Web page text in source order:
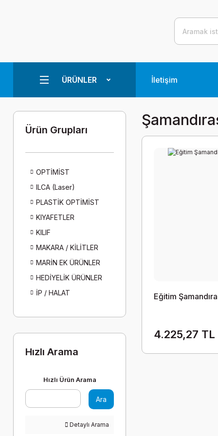
ÜRÜNLER İletişim
Ürün Grupları
OPTİMİST
ILCA (Laser)
PLASTİK OPTİMİST
KIYAFETLER
KILIF
MAKARA / KİLİTLER
MARİN EK ÜRÜNLER
HEDİYELİK ÜRÜNLER
İP / HALAT
Hızlı Arama
Hızlı Ürün Arama
Ara
Detaylı Arama
Eğitim
4.225,27 TL